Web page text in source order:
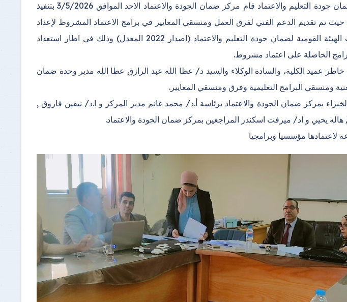
للتوسع في الاعتماد من الهيئة القومية لضمان جودة التعليم والاعتماد قام مركز ضمان الجودة والاعتماد الاحد الموافق 3/5/2026 بتنفيذ
حيث تم تقديم الدعم الفني لفرق العمل ومنسقي المعايير في برامج الاعتماد المشروط لإعداد
الوثائق اللازمة بناء على معايير ومؤشرات الهيئة القومية لضمان جودة التعليم والاعتماد (اصدار 2022 المعدل) وذلك في اطار استعداد
الحاصلة على اعتماد مشروط.
عميد الكلية، والسادة الوكلاء والسيد د/ عطا الله عبد الرازق عطا الله مدير وحدة ضمان
ومنسقي البرامج التعليمية وفرق ومنسقي المعايير.
بمركز ضمان الجودة والاعتماد برئاسة أ.د/ محمد غانم مدير المركز و ا.د/ نيفين فاروق ,
يحيي و اد/ ميرفت اسكندر المراجعين بمركز ضمان الجودة والاعتماد.
لاعتمادها مؤسسيا وبرامجيا